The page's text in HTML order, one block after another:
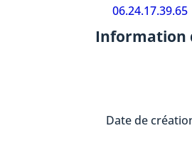
06.24.17.39.65
Information
Date de